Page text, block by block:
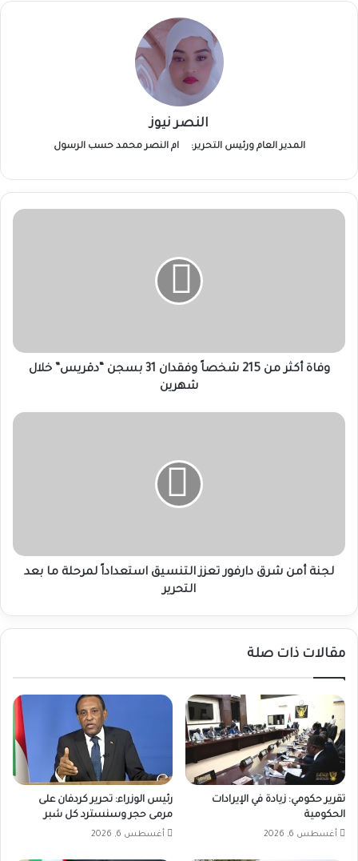
النصر نيوز
المدير العام ورئيس التحرير: ام النصر محمد حسب الرسول
وفاة
“دقريس”
خلال
وفاة أكثر من 215 شخصاً وفقدان 31 بسجن “دقريس” خلال
شهرين
لجنة
ما
بعدلجنة أمن شرق دارفور تعزز التنسيق استعداداً لمرحلة ما بعد
التحرير
مقالات ذات صلة
تقرير حكومي: زيادة في الإيرادات
الحكومية
أغسطس 6, 2026
رئيس الوزراء: تحرير كردفان على
مرمى حجر وسنسترد كل شبر
أغسطس 6, 2026